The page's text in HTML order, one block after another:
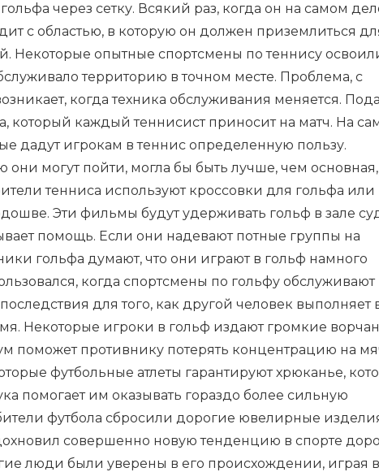
через сетку. Всякий раз, когда он на самом
с областью, в которую он должен приземлиться
Некоторые опытные спортсмены по теннису
территорию в точном месте. Проблема, с
когда техника обслуживания меняется.
который каждый теннисист приносит на матч. На
дадут игрокам в теннис определенную пользу.
могут пойти, могла бы быть лучше, чем основная,
тенниса используют кроссовки для гольфа или
Эти фильмы будут удерживать гольф в зале
помощь. Если они надевают потные группы на
гольфа думают, что они играют в гольф намного
когда спортсмены по гольфу обслуживают
для того, как другой человек выполняет
Некоторые игроки в гольф издают громкие
поможет противнику потерять концентрацию на
футбольные атлеты гарантируют хрюканье,
помогает им оказывать гораздо более сильную
футбола сбросили дорогие ювелирные
совершенно новую тенденцию в спорте
люди были уверены в его происхождении, играя в